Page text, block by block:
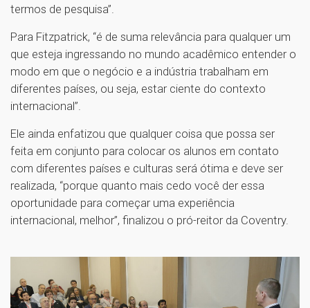
termos de pesquisa”.
Para Fitzpatrick, “é de suma relevância para qualquer um
que esteja ingressando no mundo acadêmico entender o
modo em que o negócio e a indústria trabalham em
diferentes países, ou seja, estar ciente do contexto
internacional”.
Ele ainda enfatizou que qualquer coisa que possa ser
feita em conjunto para colocar os alunos em contato
com diferentes países e culturas será ótima e deve ser
realizada, “porque quanto mais cedo você der essa
oportunidade para começar uma experiência
internacional, melhor”, finalizou o pró-reitor da Coventry.